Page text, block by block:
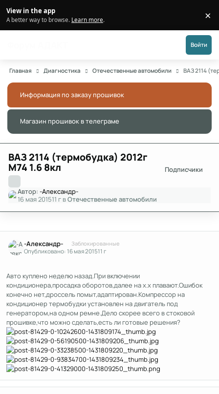
View in the app
A better way to browse. Learn more. ×
Войти
Главная Диагностика Отечественные автомобили ВАЗ 2114
Информация по заказу прошивок
Магазин прошивок в телеграме
ВАЗ 2114 (термобудка) 2012г
М74 1.6 8кл Подписчики
Автор:-Александр-
16 мая 201511 г вОтечественные автомобили
-Александр- Заблокированные
Опубликовано:16 мая 201511 г
Авто куплено неделю назад.При включении
кондиционера,просадка оборотов,далее на х.х плавают.Ошибок
конечно нет,дроссель помыт,адаптирован.Компрессор на
кондиционер термобудки установлен на двигатель под
генератором,на одном ремне.Дело скорее всего в стоковой
прошивке,что можно сделать,есть ли готовые решения?